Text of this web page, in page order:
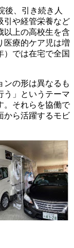
後、引き続き人
引や経管栄養など
以上の高校生を含
医療的ケア児は増
）では在宅で全国
ンの形は異なるも
う」というテーマ
。それらを協働で
から活躍するモビ